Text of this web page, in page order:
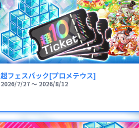
超フェスパック[プロメテウス]
2026/7/27〜 2026/8/12